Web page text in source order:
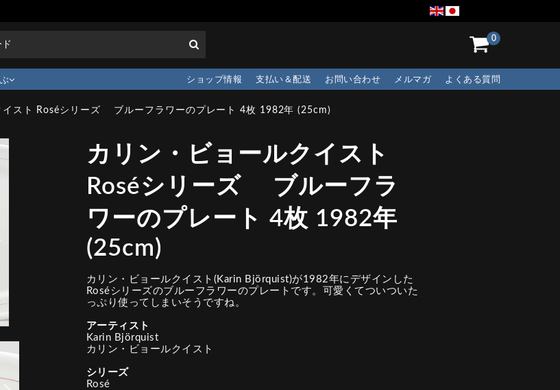
0
よくある質問
メルマガ
お問い合わせ
支払い＆配送
ショップ情報
イスト Roséシリーズ ブルーフラワーのプレート 4枚 1982年 (25cm)
カリン・ビョールクイスト
Roséシリーズ ブルーフラ
ワーのプレート 4枚 1982年
(25cm)
カリン・ビョールクイスト(Karin Björquist)が1982年にデザインした
Roséシリーズのブルーフラワーのプレートです。可愛くてついついた
っぷり使ってしまいそうですね。
アーティスト
Karin Björquist
カリン・ビョールクイスト
シリーズ
Rosé